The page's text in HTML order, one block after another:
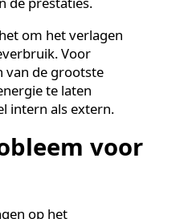
functioneren. Dit bereik je
opslag benutten of
van de prestaties.
het om het verlagen
Voor
een van de grootste
energie te laten